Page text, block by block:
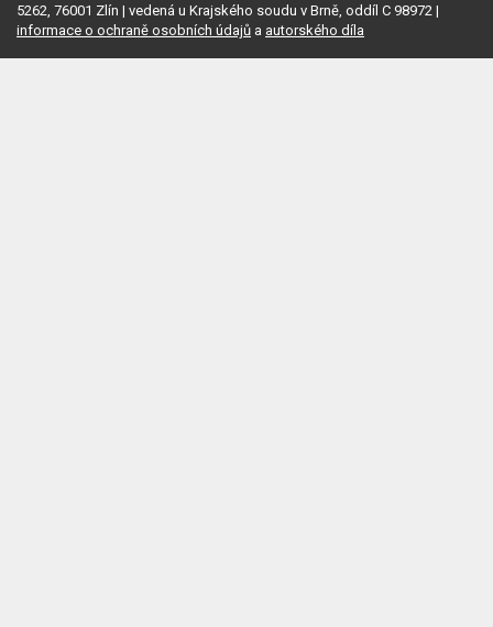
5262, 76001 Zlín | vedená u Krajského soudu v Brně, oddíl C 98972 |
informace o ochraně osobních údajů a autorského díla